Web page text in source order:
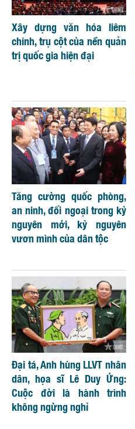
Xây dựng văn hóa liêm
chính, trụ cột của nền quản
trị quốc gia hiện đại
Tăng cường quốc phòng,
an ninh, đối ngoại trong kỷ
nguyên mới, kỷ nguyên
vươn mình của dân tộc
Đại tá, Anh hùng LLVT nhân
dân, họa sĩ Lê Duy Ứng:
Cuộc đời là hành trình
không ngừng nghỉ